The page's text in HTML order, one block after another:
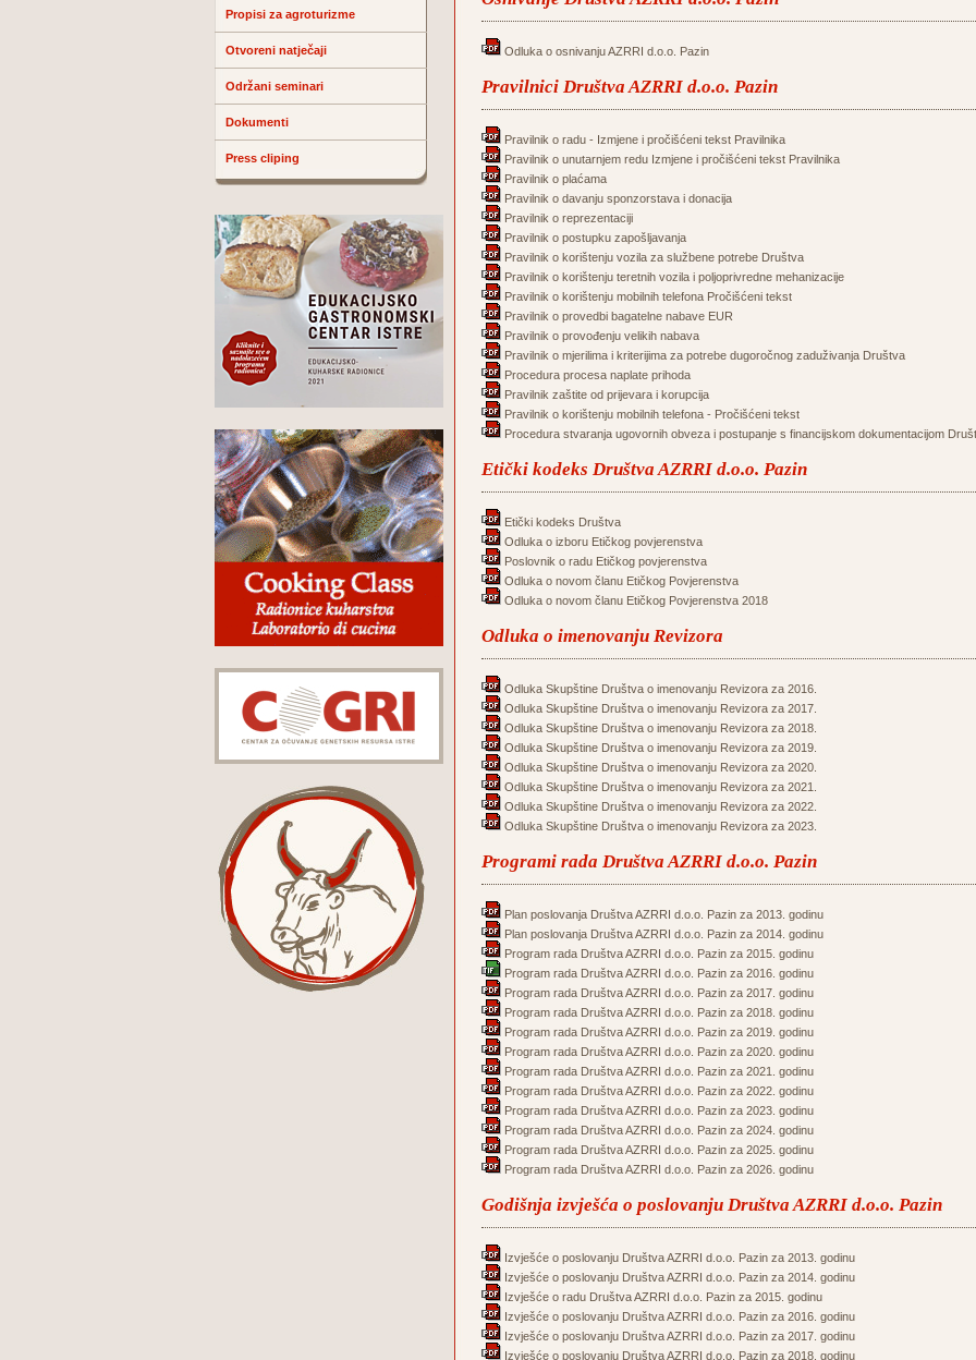
Propisi za agroturizme
Otvoreni natječaji
Održani seminari
Dokumenti
Press cliping
Odluka o osnivanju AZRRI d.o.o. Pazin
Pravilnici Društva AZRRI d.o.o. Pazin
Pravilnik o radu - Izmjene i pročišćeni tekst Pravilnika
Pravilnik o unutarnjem redu Izmjene i pročišćeni tekst Pravilnika
Pravilnik o plaćama
Pravilnik o davanju sponzorstava i donacija
Pravilnik o reprezentaciji
Pravilnik o postupku zapošljavanja
Pravilnik o korištenju vozila za službene potrebe Društva
Pravilnik o korištenju teretnih vozila i poljoprivredne mehanizacije
Pravilnik o korištenju mobilnih telefona Pročišćeni tekst
Pravilnik o provedbi bagatelne nabave EUR
Pravilnik o provođenju velikih nabava
Pravilnik o mjerilima i kriterijima za potrebe dugoročnog zaduživanja Društva
Procedura procesa naplate prihoda
Pravilnik zaštite od prijevara i korupcija
Pravilnik o korištenju mobilnih telefona - Pročišćeni tekst
Procedura stvaranja ugovornih obveza i postupanje s financijskom dokumentacijom
Etički kodeks Društva AZRRI d.o.o. Pazin
Etički kodeks Društva
Odluka o izboru Etičkog povjerenstva
Poslovnik o radu Etičkog povjerenstva
Odluka o novom članu Etičkog Povjerenstva
Odluka o novom članu Etičkog Povjerenstva 2018
Odluka o imenovanju Revizora
Odluka Skupštine Društva o imenovanju Revizora za 2016.
Odluka Skupštine Društva o imenovanju Revizora za 2017.
Odluka Skupštine Društva o imenovanju Revizora za 2018.
Odluka Skupštine Društva o imenovanju Revizora za 2019.
Odluka Skupštine Društva o imenovanju Revizora za 2020.
Odluka Skupštine Društva o imenovanju Revizora za 2021.
Odluka Skupštine Društva o imenovanju Revizora za 2022.
Odluka Skupštine Društva o imenovanju Revizora za 2023.
Programi rada Društva AZRRI d.o.o. Pazin
Plan poslovanja Društva AZRRI d.o.o. Pazin za 2013. godinu
Plan poslovanja Društva AZRRI d.o.o. Pazin za 2014. godinu
Program rada Društva AZRRI d.o.o. Pazin za 2015. godinu
Program rada Društva AZRRI d.o.o. Pazin za 2016. godinu
Program rada Društva AZRRI d.o.o. Pazin za 2017. godinu
Program rada Društva AZRRI d.o.o. Pazin za 2018. godinu
Program rada Društva AZRRI d.o.o. Pazin za 2019. godinu
Program rada Društva AZRRI d.o.o. Pazin za 2020. godinu
Program rada Društva AZRRI d.o.o. Pazin za 2021. godinu
Program rada Društva AZRRI d.o.o. Pazin za 2022. godinu
Program rada Društva AZRRI d.o.o. Pazin za 2023. godinu
Program rada Društva AZRRI d.o.o. Pazin za 2024. godinu
Program rada Društva AZRRI d.o.o. Pazin za 2025. godinu
Program rada Društva AZRRI d.o.o. Pazin za 2026. godinu
Godišnja izvješća o poslovanju Društva AZRRI d.o.o. Pazin
Izvješće o poslovanju Društva AZRRI d.o.o. Pazin za 2013. godinu
Izvješće o poslovanju Društva AZRRI d.o.o. Pazin za 2014. godinu
Izvješće o radu Društva AZRRI d.o.o. Pazin za 2015. godinu
Izvješće o poslovanju Društva AZRRI d.o.o. Pazin za 2016. godinu
Izvješće o poslovanju Društva AZRRI d.o.o. Pazin za 2017. godinu
Izvješće o poslovanju Društva AZRRI d.o.o. Pazin za 2018. godinu